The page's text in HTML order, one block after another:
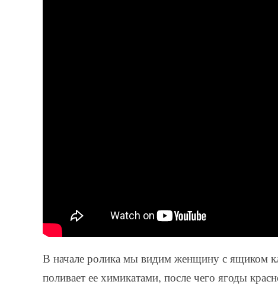
В начале ролика мы видим женщину с ящиком
поливает ее химикатами, после чего ягоды